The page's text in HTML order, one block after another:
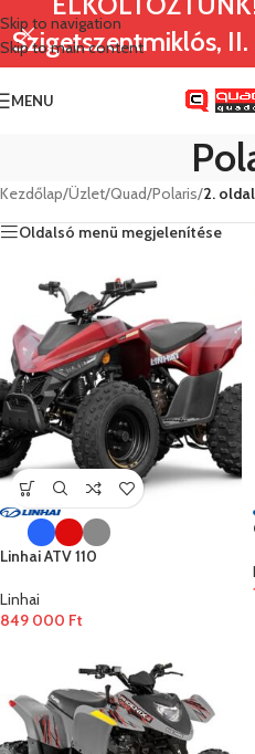
Skip to navigation
Skip to main content
Szigetszentmiklós, II.
MENU
Kezdőlap/Üzlet/Quad/Polaris/2. oldal
Oldalsó menü megjelenítése
Linhai ATV 110
Linhai
849 000 Ft